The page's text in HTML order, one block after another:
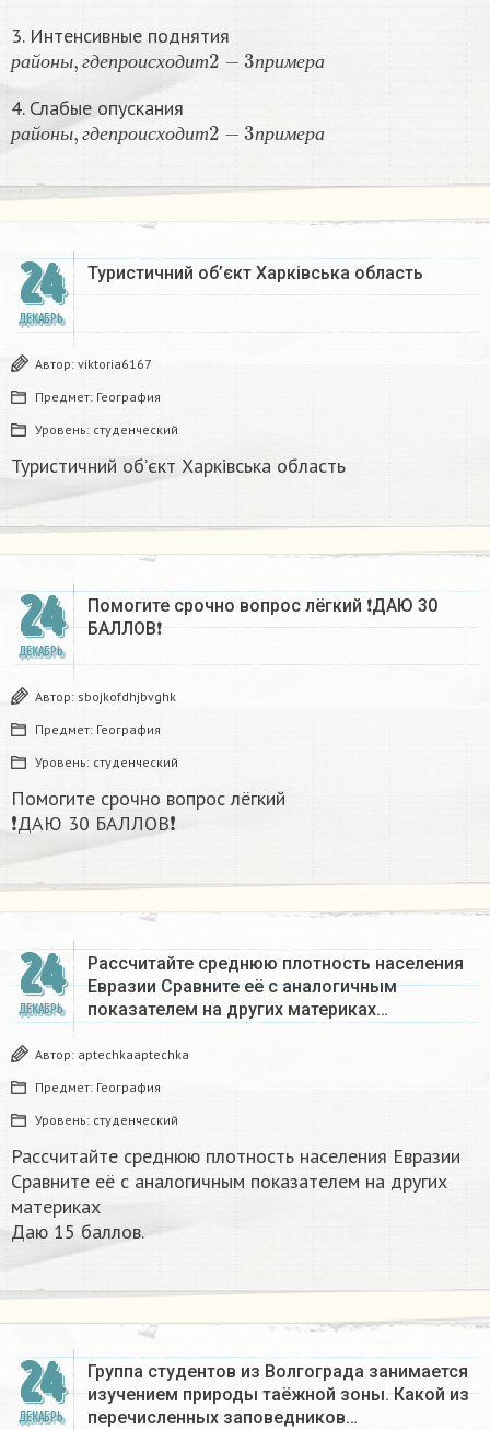
3. Интенсивные поднятия
р а й о н ы г д епр о и сх о д ит п р име р а
ра йо ны,гдепро исходит2 3п
4. Слабые опускания
р а й о н ы г д епр о и сх о д ит п р име р а
ра йоны,гдепроисхо т 3п
24
ДЕКАБРЬ
Туристичний об’єкт Харківська область
Автор: viktoria6167
Предмет: География
Уровень: студенческий
Туристичний об’єкт Харківська область
24
ДЕКАБРЬ
Помогите срочно вопрос лёгкий ❗ДАЮ 30
БАЛЛОВ❗​
Автор: sbojkofdhjbvghk
Предмет: География
Уровень: студенческий
Помогите срочно вопрос лёгкий
❗ДАЮ 30 БАЛЛОВ❗​
24
ДЕКАБРЬ
Рассчитайте среднюю плотность населения
Евразии Сравните её с аналогичным
показателем на других материках​…
Автор: aptechkaaptechka
Предмет: География
Уровень: студенческий
Рассчитайте среднюю плотность населения Евразии
Сравните её с аналогичным показателем на других
материках​
Даю 15 баллов.
24
ДЕКАБРЬ
Группа студентов из Волгограда занимается
изучением природы таёжной зоны. Какой из
перечисленных заповедников…